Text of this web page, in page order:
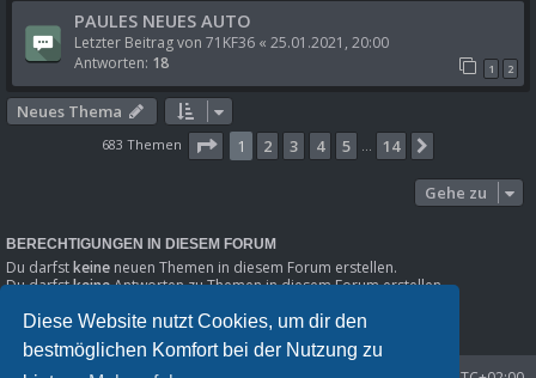
Diese Website nutzt Cookies, um dir den
bestmöglichen Komfort bei der Nutzung zu
PAULES NEUES AUTO
Letzter Beitrag von 71KF36 « 25.01.2021, 20:00
Antworten: 18 1 2
Neues Thema
683 Themen Seite 1von 14
1 2 3 4 5 … 14
Gehe zu
BERECHTIGUNGEN IN DIESEM FORUM
Du darfstkeine neuen Themen in diesem Forum erstellen.
Du darfstkeineAntworten zu Themen in diesem Forum erstellen.
Du darfst deine Beiträge in diesem Forumnichtlöschen.
Du darfst
keine Dateianhänge in diesem Forum erstellen.